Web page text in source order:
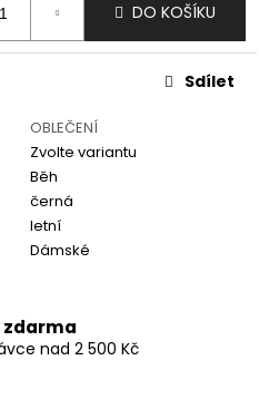
DO KOŠÍKU
OBLEČENÍ
Zvolte variantu
Běh
černá
letní
Dámské
Sdílet
zdarma
nad 2 500 Kč